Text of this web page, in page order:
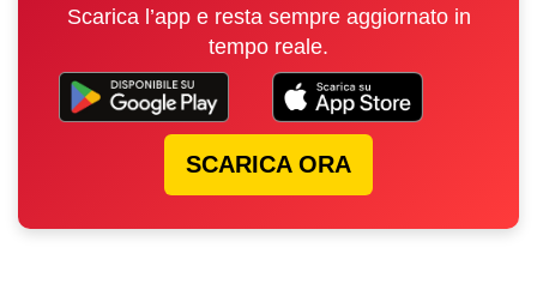
Scarica l’app e resta sempre aggiornato in
tempo reale.
SCARICA ORA